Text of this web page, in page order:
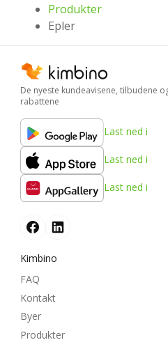
Produkter
Epler
De nyeste kundeavisene, tilbudene
rabattene
Last ned i
Last ned i
Last ned i
Kimbino
FAQ
Kontakt
Byer
Produkter